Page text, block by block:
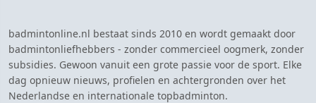
badmintonline.nl bestaat sinds 2010 en wordt gemaakt door
badmintonliefhebbers - zonder commercieel oogmerk, zonder
subsidies. Gewoon vanuit een grote passie voor de sport. Elke
dag opnieuw nieuws, profielen en achtergronden over het
Nederlandse en internationale topbadminton.